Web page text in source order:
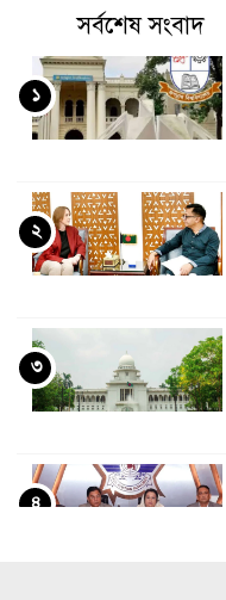
সর্বশেষ সংবাদ
১
২
৩
৪